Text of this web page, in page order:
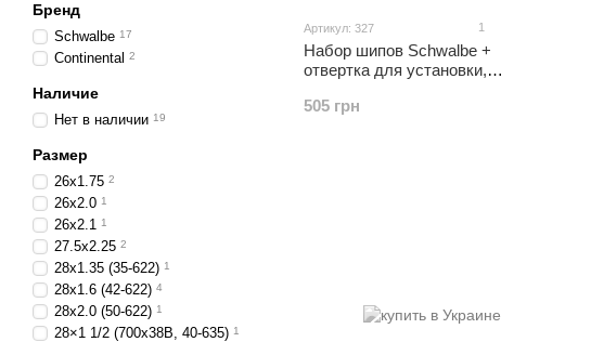
Артикул: 327 1
Набор шипов Schwalbe +
отвертка для установки,
505 грн
Бренд
Schwalbe 17
Continental 2
Наличие
Нет в наличии 19
Размер
26x1.75 2
26x2.0 1
26x2.1 1
27.5x2.25 2
28x1.35 (35-622) 1
28x1.6 (42-622) 4
28x2.0 (50-622) 1
28×1 1/2 (700x38B, 40-635) 1